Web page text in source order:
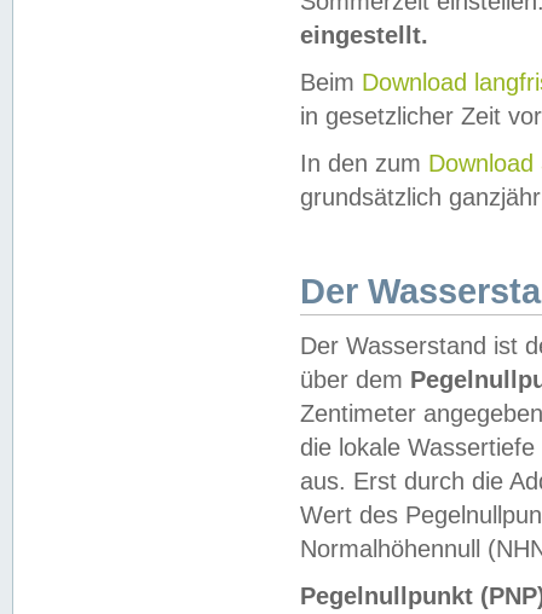
eingestellt.
Beim Download
in gesetzlicher Zeit
In den zum Download
grundsätzlich
Der
Der Wasserstand ist
über dem
Zentimeter
die lokale
aus. Erst durch die
Wert des
Normalhöhennull
Pegelnullpunkt